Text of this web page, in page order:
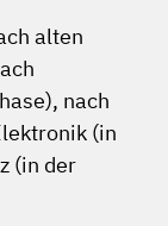
alten
nach
(in
(in der